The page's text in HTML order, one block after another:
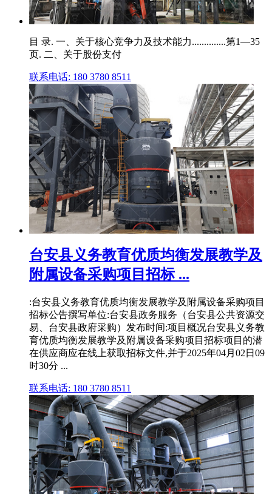
目 录. 一、关于核心竞争力及技术能力..............第1—35
页. 二、关于股份支付
联系电话: 180 3780 8511
台安县义务教育优质均衡发展教学及
附属设备采购项目招标 ...
:台安县义务教育优质均衡发展教学及附属设备采购项目
招标公告撰写单位:台安县政务服务（台安县公共资源交
易、台安县政府采购）发布时间:项目概况台安县义务教
育优质均衡发展教学及附属设备采购项目招标项目的潜
在供应商应在线上获取招标文件,并于2025年04月02日09
时30分 ...
联系电话: 180 3780 8511